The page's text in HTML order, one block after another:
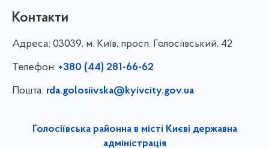
Контакти
Адреса: 03039, м. Київ, просп. Голосіївський, 42
Телефон: +380 (44) 281-66-62
Пошта: rda.golosiivska@kyivcity.gov.ua
Голосіївська районна в місті Києві державна
адміністрація